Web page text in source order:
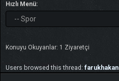
Hızlı Menü:
Konuyu Okuyanlar: 1 Ziyaretçi
Users browsed this thread: farukhakan